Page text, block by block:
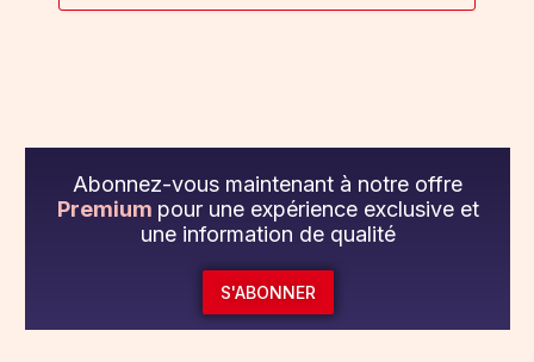
Abonnez-vous maintenant à notre offre
Premium pour une expérience exclusive et
une information de qualité
S'ABONNER